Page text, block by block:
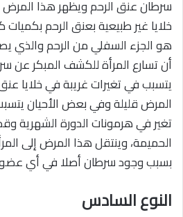
سرطان عنق الرحم ويظهر هذا المرض
خلايا غير طبيعية بعنق الرحم بكميات
هو الجزء السفلي من الرحم والذي
أن تسارع المرأة للكشف المبكر عن
يتسبب في تغيرات غريبة في خلايا
المرض قليلة وفي بعض الأحيان
تغير في هرمونات الدورة الشهرية
الحميمة، وينتقل هذا المرض إلى
بسبب وجود سرطان أصلا في أي
النوع السادس